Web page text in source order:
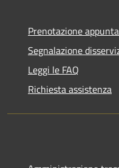
Prenotazione
Segnalazione
Leggi le FAQ
Richiesta assistenza